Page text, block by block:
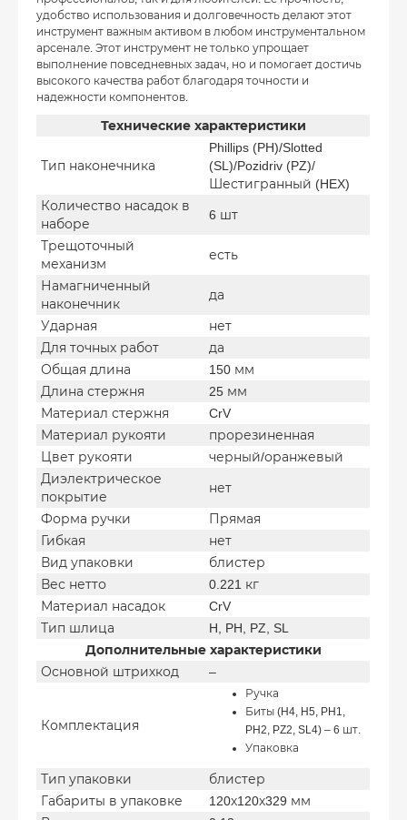
удобство использования и долговечность делают этот
инструмент важным активом в любом инструментальном
арсенале. Этот инструмент не только упрощает
выполнение повседневных задач, но и помогает достичь
высокого качества работ благодаря точности и
надежности компонентов.
Технические характеристики
Тип наконечника
Phillips (PH)/Slotted
(SL)/Pozidriv (PZ)/
Шестигранный (HEX)
Количество насадок в
наборе
6 шт
Трещоточный
механизм
есть
Намагниченный
наконечник
да
Ударная
нет
Для точных работ
да
Общая длина
150 мм
Длина стержня
25 мм
Материал стержня
CrV
Материал рукояти
прорезиненная
Цвет рукояти
черный/оранжевый
Диэлектрическое
покрытие
нет
Форма ручки
Прямая
Гибкая
нет
Вид упаковки
блистер
Вес нетто
0.221 кг
Материал насадок
CrV
Тип шлица
H, PH, PZ, SL
Дополнительные характеристики
Основной штрихкод
–
Комплектация
Ручка
Биты (H4, H5, PH1,
PH2, PZ2, SL4) – 6 шт.
Упаковка
Тип упаковки
блистер
Габариты в упаковке
120х120х329 мм